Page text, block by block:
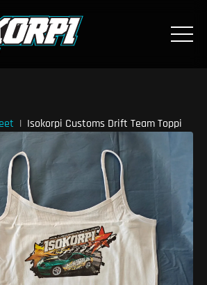
Isokorpi Customs Drift Team Toppi